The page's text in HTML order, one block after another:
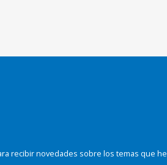
recibir novedades sobre los temas que he